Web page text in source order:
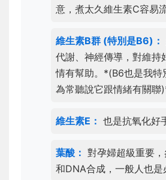
意，煮太久維生素C容易
維生素B群 (特別是B6)：
代謝、神經傳導，對維持
情有幫助。*(B6也是我特
為常聽說它跟情緒有關聯
維生素E： 也是抗氧化好
葉酸： 對孕婦超級重要
和DNA合成，一般人也是